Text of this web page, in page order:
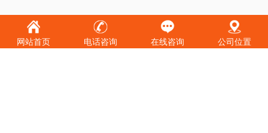
网站首页 电话咨询 在线咨询 公司位置